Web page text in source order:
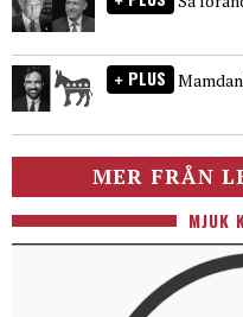
PLUS
MER FRÅN
MJUK